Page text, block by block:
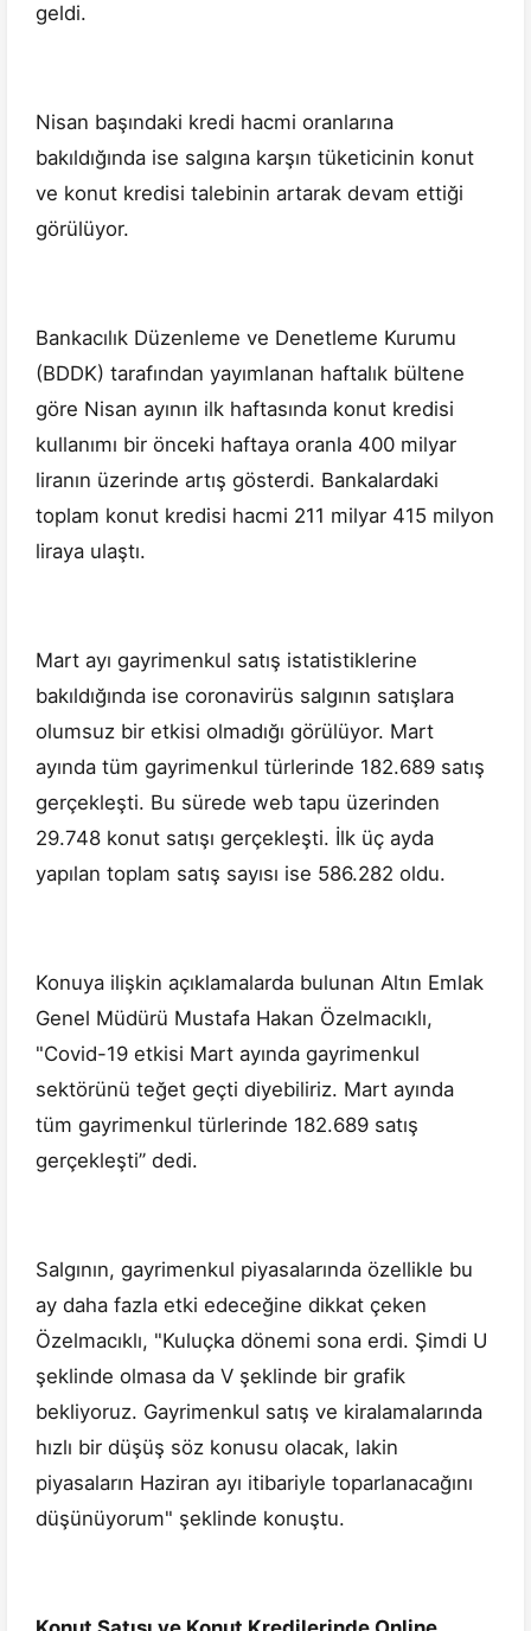
geldi.
Nisan başındaki kredi hacmi oranlarına
bakıldığında ise salgına karşın tüketicinin konut
ve konut kredisi talebinin artarak devam ettiği
görülüyor.
Bankacılık Düzenleme ve Denetleme Kurumu
(BDDK) tarafından yayımlanan haftalık bültene
göre Nisan ayının ilk haftasında konut kredisi
kullanımı bir önceki haftaya oranla 400 milyar
liranın üzerinde artış gösterdi. Bankalardaki
toplam konut kredisi hacmi 211 milyar 415 milyon
liraya ulaştı.
Mart ayı gayrimenkul satış istatistiklerine
bakıldığında ise coronavirüs salgının satışlara
olumsuz bir etkisi olmadığı görülüyor. Mart
ayında tüm gayrimenkul türlerinde 182.689 satış
gerçekleşti. Bu sürede web tapu üzerinden
29.748 konut satışı gerçekleşti. İlk üç ayda
yapılan toplam satış sayısı ise 586.282 oldu.
Konuya ilişkin açıklamalarda bulunan Altın Emlak
Genel Müdürü Mustafa Hakan Özelmacıklı,
"Covid-19 etkisi Mart ayında gayrimenkul
sektörünü teğet geçti diyebiliriz. Mart ayında
tüm gayrimenkul türlerinde 182.689 satış
gerçekleşti’’ dedi.
Salgının, gayrimenkul piyasalarında özellikle bu
ay daha fazla etki edeceğine dikkat çeken
Özelmacıklı, "Kuluçka dönemi sona erdi. Şimdi U
şeklinde olmasa da V şeklinde bir grafik
bekliyoruz. Gayrimenkul satış ve kiralamalarında
hızlı bir düşüş söz konusu olacak, lakin
piyasaların Haziran ayı itibariyle toparlanacağını
düşünüyorum" şeklinde konuştu.